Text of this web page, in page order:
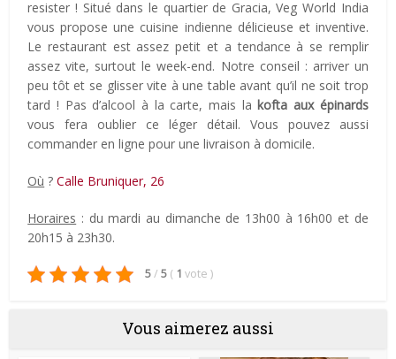
resister ! Situé dans le quartier de Gracia, Veg World India
vous propose une cuisine indienne délicieuse et inventive.
Le restaurant est assez petit et a tendance à se remplir
assez vite, surtout le week-end. Notre conseil : arriver un
peu tôt et se glisser vite à une table avant qu’il ne soit trop
tard ! Pas d’alcool à la carte, mais lakofta aux épinards
vous fera oublier ce léger détail. Vous pouvez aussi
commander en ligne pour une livraison à domicile.
Où ?Calle Bruniquer, 26
Horaires : du mardi au dimanche de 13h00 à 16h00 et de
20h15 à 23h30.
5/ 5 ( 1 vote )
Vous aimerez aussi